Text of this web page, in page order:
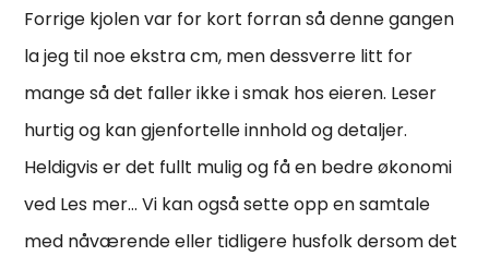
Forrige kjolen var for kort forran så denne gangen
la jeg til noe ekstra cm, men dessverre litt for
mange så det faller ikke i smak hos eieren. Leser
hurtig og kan gjenfortelle innhold og detaljer.
Heldigvis er det fullt mulig og få en bedre økonomi
ved Les mer… Vi kan også sette opp en samtale
med nåværende eller tidligere husfolk dersom det